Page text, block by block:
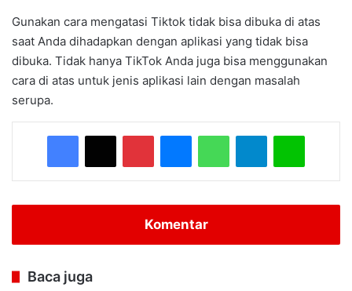
Gunakan cara mengatasi Tiktok tidak bisa dibuka di atas
saat Anda dihadapkan dengan aplikasi yang tidak bisa
dibuka. Tidak hanya TikTok Anda juga bisa menggunakan
cara di atas untuk jenis aplikasi lain dengan masalah
serupa.
Facebook
X PinterestMessengerWhatsAppTelegramLine
Komentar
Baca juga